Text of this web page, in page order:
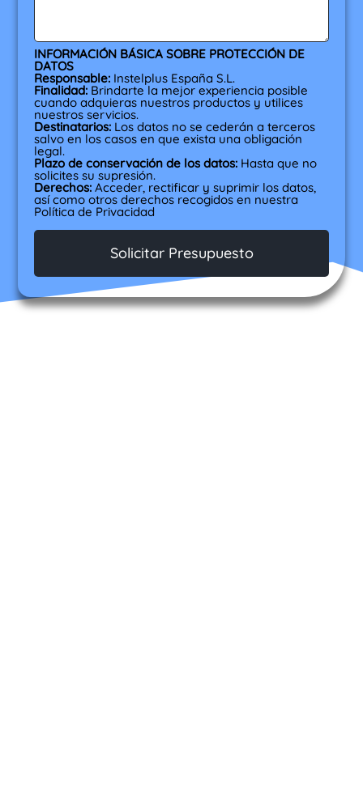
INFORMACIÓN BÁSICA SOBRE PROTECCIÓN DE
DATOS
Responsable: Instelplus España S.L.
Finalidad: Brindarte la mejor experiencia posible
cuando adquieras nuestros productos y utilices
nuestros servicios.
Destinatarios: Los datos no se cederán a terceros
salvo en los casos en que exista una obligación
legal.
Plazo de conservación de los datos: Hasta que no
solicites su supresión.
Derechos: Acceder, rectificar y suprimir los datos,
así como otros derechos recogidos en nuestra
Política de Privacidad
Solicitar Presupuesto